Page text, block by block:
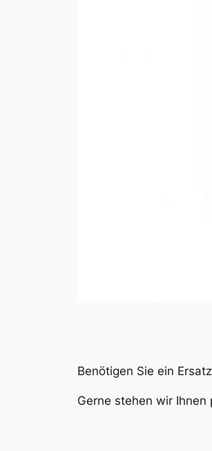
Benötigen Sie ein
Gerne stehen wir